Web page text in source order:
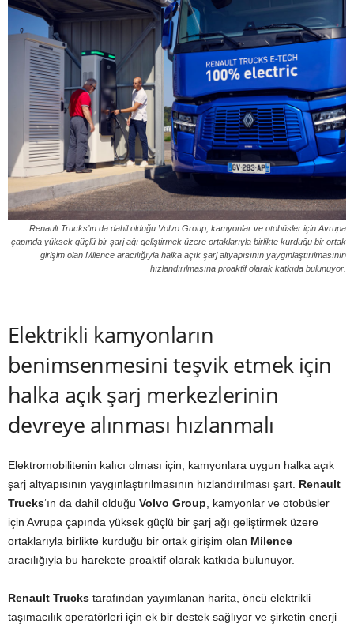
Renault Trucks’ın da dahil olduğu Volvo Group, kamyonlar ve otobüsler için Avrupa
çapında yüksek güçlü bir şarj ağı geliştirmek üzere ortaklarıyla birlikte kurduğu bir ortak
girişim olan Milence aracılığıyla halka açık şarj altyapısının yaygınlaştırılmasının
hızlandırılmasına proaktif olarak katkıda bulunuyor.
Elektrikli kamyonların
benimsenmesini teşvik etmek için
halka açık şarj merkezlerinin
devreye alınması hızlanmalı
Elektromobilitenin kalıcı olması için, kamyonlara uygun halka açık
şarj altyapısının yaygınlaştırılmasının hızlandırılması şart. Renault
Trucks‘ın da dahil olduğu Volvo Group , kamyonlar ve otobüsler
için Avrupa çapında yüksek güçlü bir şarj ağı geliştirmek üzere
ortaklarıyla birlikte kurduğu bir ortak girişim olan Milence
aracılığıyla bu harekete proaktif olarak katkıda bulunuyor.
Renault Trucks tarafından yayımlanan harita, öncü elektrikli
taşımacılık operatörleri için ek bir destek sağlıyor ve şirketin enerji